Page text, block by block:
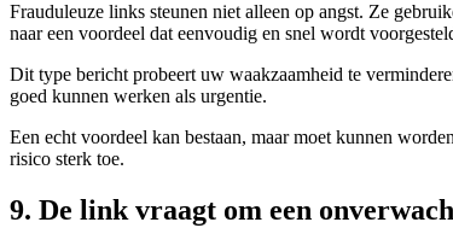
Frauduleuze links steunen niet alleen op angst. Ze
naar een voordeel dat eenvoudig en snel wordt
Dit type bericht probeert uw waakzaamheid te
goed kunnen werken als urgentie.
Een echt voordeel kan bestaan, maar moet kunnen
risico sterk toe.
9. De link vraagt om een